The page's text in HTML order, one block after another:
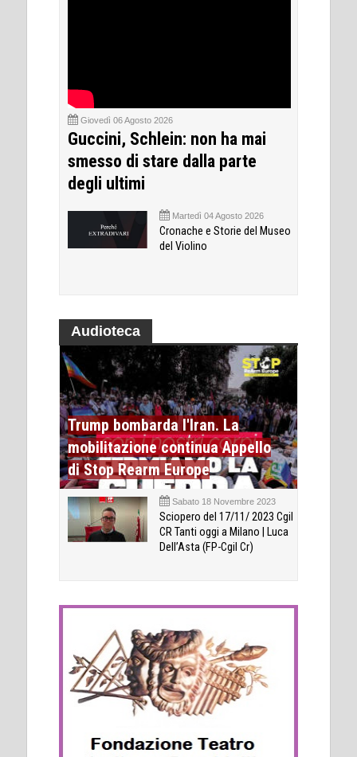
Giovedì 06 Agosto 2026
Guccini, Schlein: non ha mai
smesso di stare dalla parte
degli ultimi
Martedì 04 Agosto 2026
Cronache e Storie del Museo
del Violino
Audioteca
Trump bombarda l'Iran. La
mobilitazione continua Appello
di Stop Rearm Europe
Sabato 18 Novembre 2023
Sciopero del 17/11/ 2023 Cgil
CR Tanti oggi a Milano | Luca
Dell’Asta (FP-Cgil Cr)